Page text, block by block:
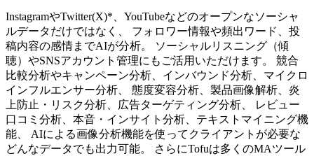
InstagramやTwitter(X)*、YouTubeなどのオープンなソーシャ
ルデータだけではなく、 フォロワー情報や頻出ワード、投
稿内容の感情までAIが分析。 ソーシャルリスニング（傾
聴）やSNSアカウント管理にもご活用いただけます。 競合
比較分析やキャンペーン分析、インバウンド分析、マイクロ
インフルエンサー分析、 態度変容分析、製品画像解析、炎
上防止・リスク分析、広告ターゲティング分析、 レビュー
口コミ分析、本音・インサイト分析、テキストマイニング機
能、 AIによる画像分析機能を使ってクライアントが必要な
どんなデータでも出力可能。 さらにTofuは多くのMAツール